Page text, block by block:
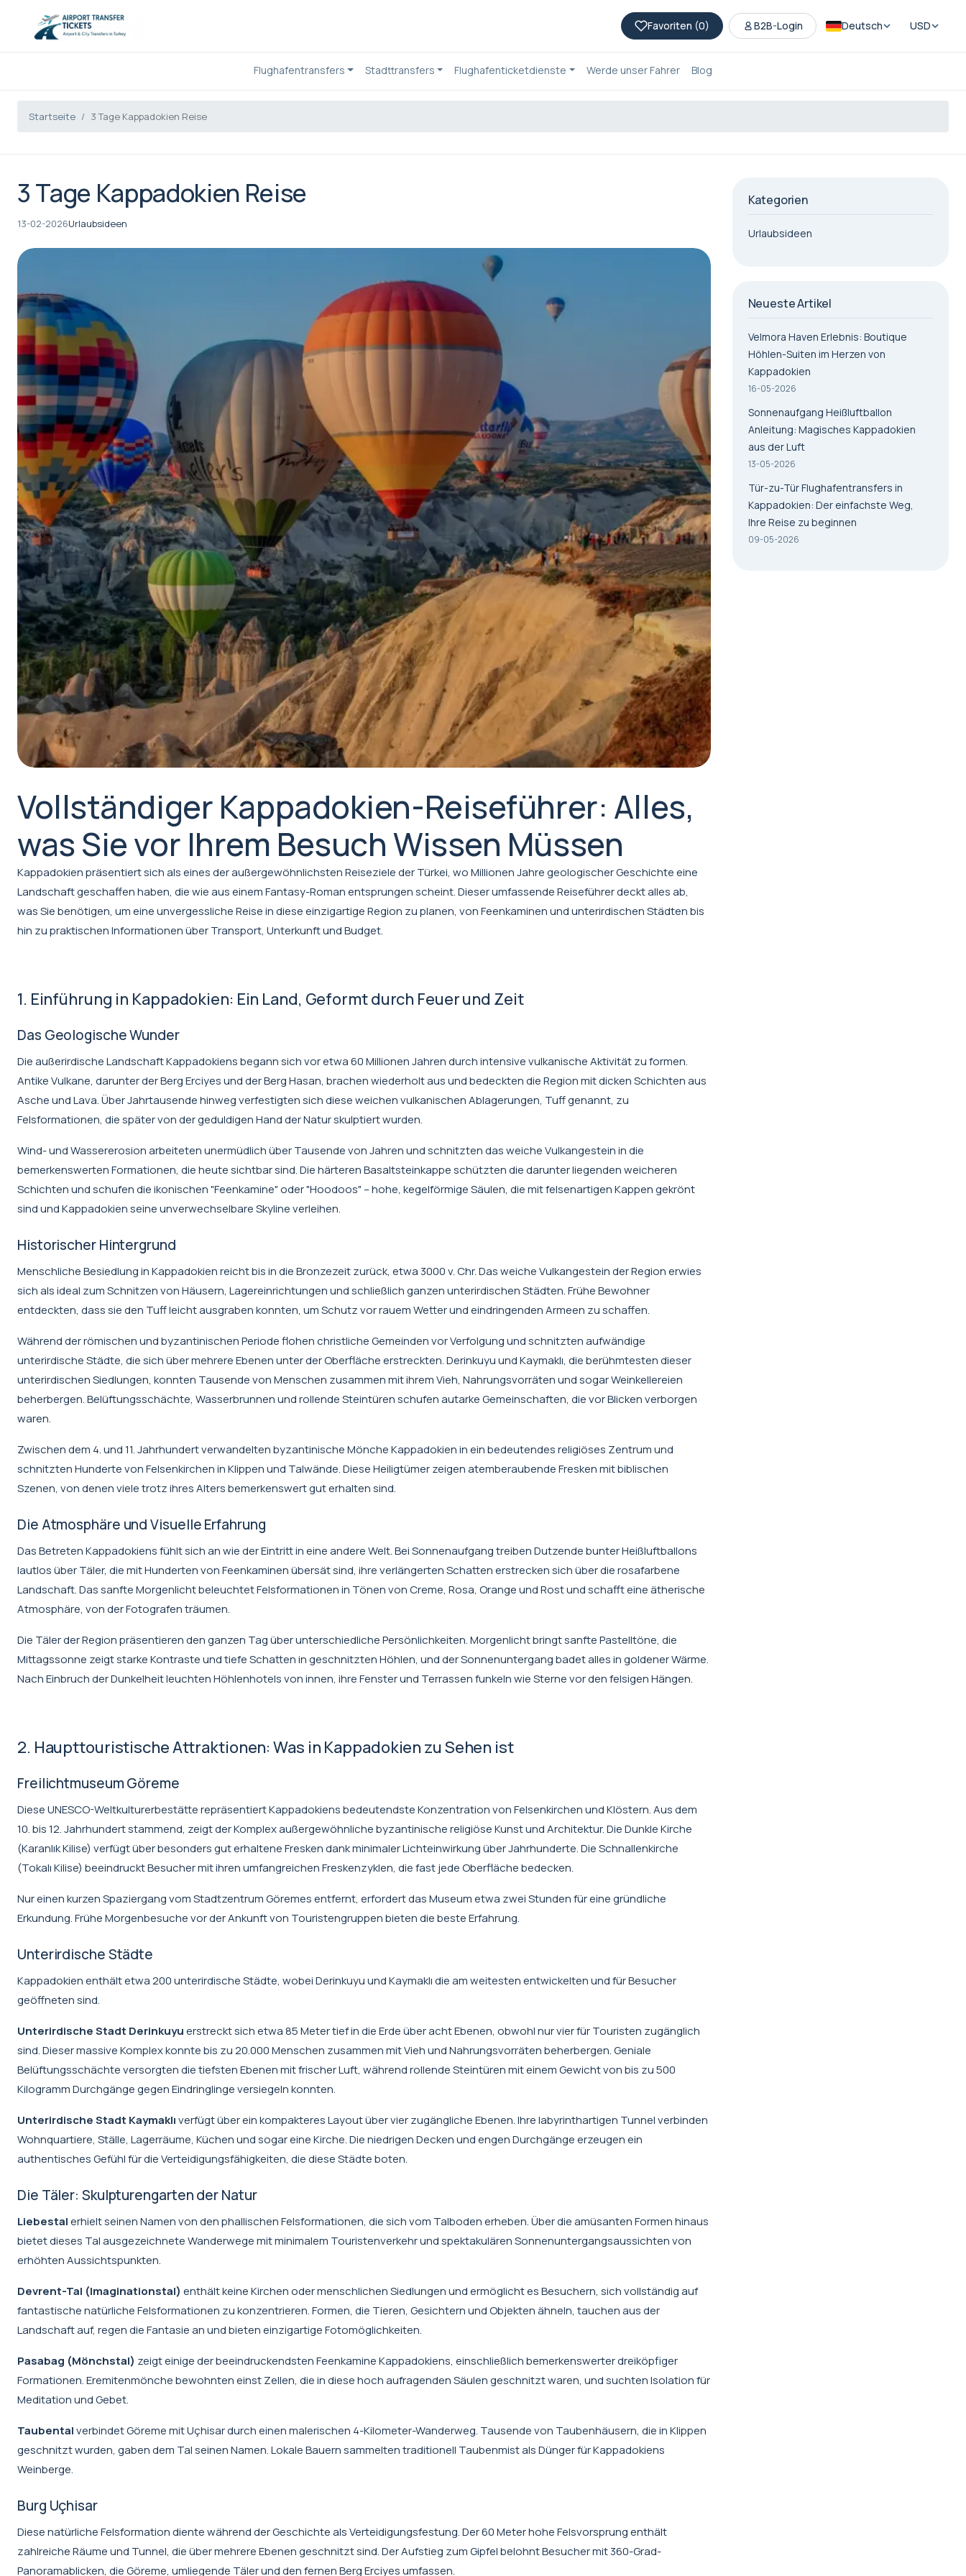
Favoriten (0) B2B-Login Deutsch USD
Flughafentransfers Stadttransfers Flughafenticketdienste Werde unser Fahrer Blog
Startseite 3 Tage Kappadokien Reise
3 Tage Kappadokien Reise
13-02-2026Urlaubsideen
Vollständiger Kappadokien-Reiseführer: Alles,
was Sie vor Ihrem Besuch Wissen Müssen
Kappadokien präsentiert sich als eines der außergewöhnlichsten Reiseziele der Türkei, wo Millionen Jahre geologischer Geschichte eine
Landschaft geschaffen haben, die wie aus einem Fantasy-Roman entsprungen scheint. Dieser umfassende Reiseführer deckt alles ab,
was Sie benötigen, um eine unvergessliche Reise in diese einzigartige Region zu planen, von Feenkaminen und unterirdischen Städten bis
hin zu praktischen Informationen über Transport, Unterkunft und Budget.
1. Einführung in Kappadokien: Ein Land, Geformt durch Feuer und Zeit
Das Geologische Wunder
Die außerirdische Landschaft Kappadokiens begann sich vor etwa 60 Millionen Jahren durch intensive vulkanische Aktivität zu formen.
Antike Vulkane, darunter der Berg Erciyes und der Berg Hasan, brachen wiederholt aus und bedeckten die Region mit dicken Schichten aus
Asche und Lava. Über Jahrtausende hinweg verfestigten sich diese weichen vulkanischen Ablagerungen, Tuff genannt, zu
Felsformationen, die später von der geduldigen Hand der Natur skulptiert wurden.
Wind- und Wassererosion arbeiteten unermüdlich über Tausende von Jahren und schnitzten das weiche Vulkangestein in die
bemerkenswerten Formationen, die heute sichtbar sind. Die härteren Basaltsteinkappe schützten die darunter liegenden weicheren
Schichten und schufen die ikonischen "Feenkamine" oder "Hoodoos" – hohe, kegelförmige Säulen, die mit felsenartigen Kappen gekrönt
sind und Kappadokien seine unverwechselbare Skyline verleihen.
Historischer Hintergrund
Menschliche Besiedlung in Kappadokien reicht bis in die Bronzezeit zurück, etwa 3000 v. Chr. Das weiche Vulkangestein der Region erwies
sich als ideal zum Schnitzen von Häusern, Lagereinrichtungen und schließlich ganzen unterirdischen Städten. Frühe Bewohner
entdeckten, dass sie den Tuff leicht ausgraben konnten, um Schutz vor rauem Wetter und eindringenden Armeen zu schaffen.
Während der römischen und byzantinischen Periode flohen christliche Gemeinden vor Verfolgung und schnitzten aufwändige
unterirdische Städte, die sich über mehrere Ebenen unter der Oberfläche erstreckten. Derinkuyu und Kaymaklı, die berühmtesten dieser
unterirdischen Siedlungen, konnten Tausende von Menschen zusammen mit ihrem Vieh, Nahrungsvorräten und sogar Weinkellereien
beherbergen. Belüftungsschächte, Wasserbrunnen und rollende Steintüren schufen autarke Gemeinschaften, die vor Blicken verborgen
waren.
Zwischen dem 4. und 11. Jahrhundert verwandelten byzantinische Mönche Kappadokien in ein bedeutendes religiöses Zentrum und
schnitzten Hunderte von Felsenkirchen in Klippen und Talwände. Diese Heiligtümer zeigen atemberaubende Fresken mit biblischen
Szenen, von denen viele trotz ihres Alters bemerkenswert gut erhalten sind.
Die Atmosphäre und Visuelle Erfahrung
Das Betreten Kappadokiens fühlt sich an wie der Eintritt in eine andere Welt. Bei Sonnenaufgang treiben Dutzende bunter Heißluftballons
lautlos über Täler, die mit Hunderten von Feenkaminen übersät sind, ihre verlängerten Schatten erstrecken sich über die rosafarbene
Landschaft. Das sanfte Morgenlicht beleuchtet Felsformationen in Tönen von Creme, Rosa, Orange und Rost und schafft eine ätherische
Atmosphäre, von der Fotografen träumen.
Die Täler der Region präsentieren den ganzen Tag über unterschiedliche Persönlichkeiten. Morgenlicht bringt sanfte Pastelltöne, die
Mittagssonne zeigt starke Kontraste und tiefe Schatten in geschnitzten Höhlen, und der Sonnenuntergang badet alles in goldener Wärme.
Nach Einbruch der Dunkelheit leuchten Höhlenhotels von innen, ihre Fenster und Terrassen funkeln wie Sterne vor den felsigen Hängen.
2. Haupttouristische Attraktionen: Was in Kappadokien zu Sehen ist
Freilichtmuseum Göreme
Diese UNESCO-Weltkulturerbestätte repräsentiert Kappadokiens bedeutendste Konzentration von Felsenkirchen und Klöstern. Aus dem
10. bis 12. Jahrhundert stammend, zeigt der Komplex außergewöhnliche byzantinische religiöse Kunst und Architektur. Die Dunkle Kirche
(Karanlık Kilise) verfügt über besonders gut erhaltene Fresken dank minimaler Lichteinwirkung über Jahrhunderte. Die Schnallenkirche
(Tokalı Kilise) beeindruckt Besucher mit ihren umfangreichen Freskenzyklen, die fast jede Oberfläche bedecken.
Nur einen kurzen Spaziergang vom Stadtzentrum Göremes entfernt, erfordert das Museum etwa zwei Stunden für eine gründliche
Erkundung. Frühe Morgenbesuche vor der Ankunft von Touristengruppen bieten die beste Erfahrung.
Unterirdische Städte
Kappadokien enthält etwa 200 unterirdische Städte, wobei Derinkuyu und Kaymaklı die am weitesten entwickelten und für Besucher
geöffneten sind.
Unterirdische Stadt Derinkuyuerstreckt sich etwa 85 Meter tief in die Erde über acht Ebenen, obwohl nur vier für Touristen zugänglich
sind. Dieser massive Komplex konnte bis zu 20.000 Menschen zusammen mit Vieh und Nahrungsvorräten beherbergen. Geniale
Belüftungsschächte versorgten die tiefsten Ebenen mit frischer Luft, während rollende Steintüren mit einem Gewicht von bis zu 500
Kilogramm Durchgänge gegen Eindringlinge versiegeln konnten.
Unterirdische Stadt Kaymaklıverfügt über ein kompakteres Layout über vier zugängliche Ebenen. Ihre labyrinthartigen Tunnel verbinden
Wohnquartiere, Ställe, Lagerräume, Küchen und sogar eine Kirche. Die niedrigen Decken und engen Durchgänge erzeugen ein
authentisches Gefühl für die Verteidigungsfähigkeiten, die diese Städte boten.
Die Täler: Skulpturengarten der Natur
Liebestalerhielt seinen Namen von den phallischen Felsformationen, die sich vom Talboden erheben. Über die amüsanten Formen hinaus
bietet dieses Tal ausgezeichnete Wanderwege mit minimalem Touristenverkehr und spektakulären Sonnenuntergangsaussichten von
erhöhten Aussichtspunkten.
Devrent-Tal (Imaginationstal) enthält keine Kirchen oder menschlichen Siedlungen und ermöglicht es Besuchern, sich vollständig auf
fantastische natürliche Felsformationen zu konzentrieren. Formen, die Tieren, Gesichtern und Objekten ähneln, tauchen aus der
Landschaft auf, regen die Fantasie an und bieten einzigartige Fotomöglichkeiten.
Pasabag (Mönchstal) zeigt einige der beeindruckendsten Feenkamine Kappadokiens, einschließlich bemerkenswerter dreiköpfiger
Formationen. Eremitenmönche bewohnten einst Zellen, die in diese hoch aufragenden Säulen geschnitzt waren, und suchten Isolation für
Meditation und Gebet.
Taubentalverbindet Göreme mit Uçhisar durch einen malerischen 4-Kilometer-Wanderweg. Tausende von Taubenhäusern, die in Klippen
geschnitzt wurden, gaben dem Tal seinen Namen. Lokale Bauern sammelten traditionell Taubenmist als Dünger für Kappadokiens
Weinberge.
Burg Uçhisar
Diese natürliche Felsformation diente während der Geschichte als Verteidigungsfestung. Der 60 Meter hohe Felsvorsprung enthält
zahlreiche Räume und Tunnel, die über mehrere Ebenen geschnitzt sind. Der Aufstieg zum Gipfel belohnt Besucher mit 360-Grad-
Panoramablicken, die Göreme, umliegende Täler und den fernen Berg Erciyes umfassen.
Kategorien
Urlaubsideen
Neueste Artikel
Velmora Haven Erlebnis: Boutique
Höhlen-Suiten im Herzen von
Kappadokien
16-05-2026
Sonnenaufgang Heißluftballon
Anleitung: Magisches Kappadokien
aus der Luft
13-05-2026
Tür-zu-Tür Flughafentransfers in
Kappadokien: Der einfachste Weg,
Ihre Reise zu beginnen
09-05-2026